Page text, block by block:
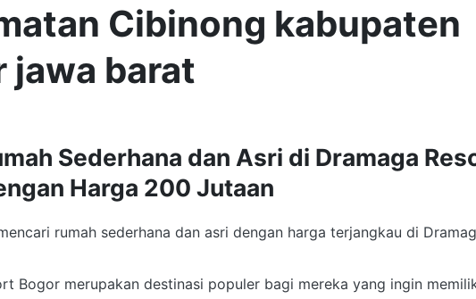
Cibinong kabupaten
jawa barat
Sederhana dan Asri di Dramaga
Harga 200 Jutaan
rumah sederhana dan asri dengan harga terjangkau di
Bogor merupakan destinasi populer bagi mereka yang ingin